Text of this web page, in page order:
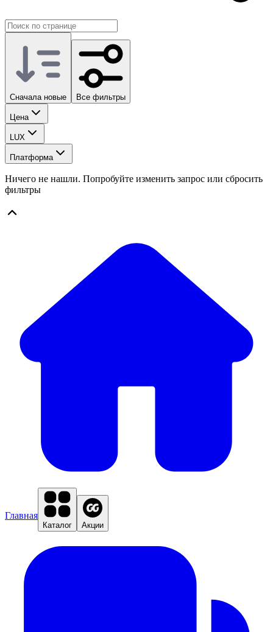
Сначала новые Все фильтры
Цена
LUX
Платформа
Ничего не нашли. Попробуйте изменить запрос или сбросить
фильтры
Главная
Каталог Акции